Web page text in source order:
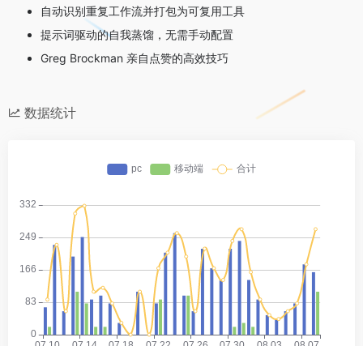
自动识别重复工作流并打包为可复用工具
提示词驱动的自我蒸馏，无需手动配置
Greg Brockman 亲自点赞的高效技巧
数据统计